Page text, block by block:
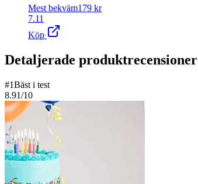
Mest bekväm179 kr
7.11
Köp
Detaljerade produktrecensioner
#1Bäst i test
8.91/10